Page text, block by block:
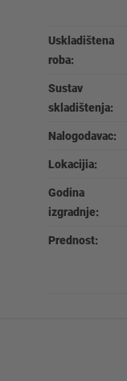
Uskladištena
roba:
Sustav
skladištenja:
Nalogodavac:
Lokacijia:
Godina
izgradnje:
Prednost: